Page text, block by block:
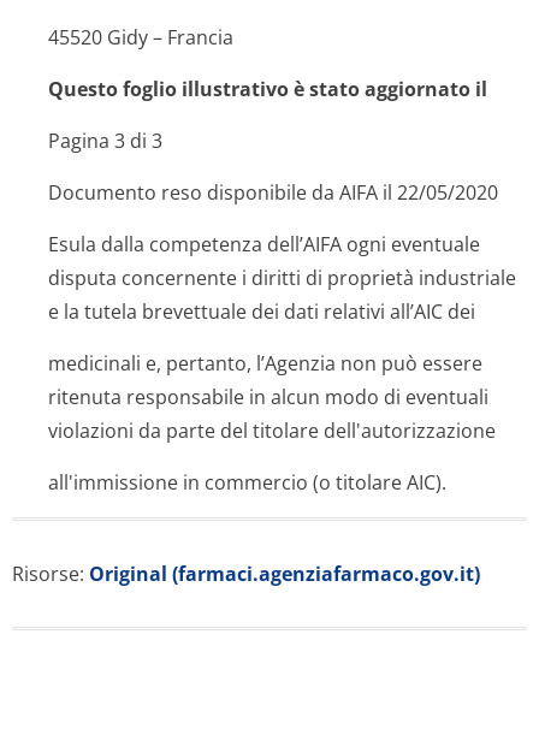
45520 Gidy – Francia
Questo foglio illustrativo è stato aggiornato il
Pagina 3 di 3
Documento reso disponibile da AIFA il 22/05/2020
Esula dalla competenza dell’AIFA ogni eventuale
disputa concernente i diritti di proprietà industriale
e la tutela brevettuale dei dati relativi all’AIC dei
medicinali e, pertanto, l’Agenzia non può essere
ritenuta responsabile in alcun modo di eventuali
violazioni da parte del titolare dell'autorizza­zione
all'immissione in commercio (o titolare AIC).
Risorse: Original (farmaci.agenziafarmaco.gov.it)